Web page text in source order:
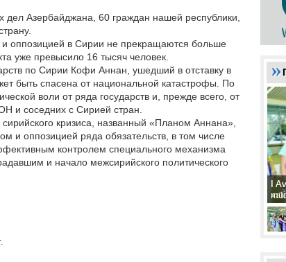
Азербайджана, 60 граждан нашей республики,
оппозицией в Сирии не прекращаются больше
уже превысило 16 тысяч человек.
по Сирии Кофи Аннан, ушедший в отставку в
быть спасена от национальной катастрофы. По
воли от ряда государств и, прежде всего, от
и соседних с Сирией стран.
кризиса, названный «Планом Аннана»,
и оппозицией ряда обязательств, в том числе
контролем специального механизма
и начало межсирийского политического
II